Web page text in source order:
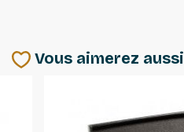
Vous aimerez aussi